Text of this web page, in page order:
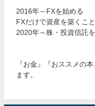
2016年～FXを始める
FXだけで資産を築くこ
2020年～株・投資信託
『お金』『おススメの
ます。